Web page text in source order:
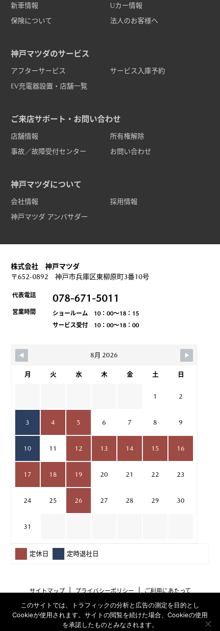
新車情報
Uカー情報
保険について
法人のお客様へ
神戸マツダのサービス
アフターサービス
サービス入庫予約
EV充電器設置・店舗一覧
ご来店サポート・お問い合わせ
店舗情報
所有権解除
事故／故障受付センター
お問い合わせ
神戸マツダについて
会社情報
採用情報
神戸マツダ アンバサダー
株式会社 神戸マツダ
〒652-0892 神戸市兵庫区東柳原町3番10号
代表電話 078-671-5011
営業時間
ショールーム 10：00～18：15
サービス受付 10：00～18：00
8月 2026
月 火 水 木 金 土 日
1 2
3 4 5 6 7 8 9
10 11 12 13 14 15 16
17 18 19 20 21 22 23
24 25 26 27 28 29 30
31
定休日 定時退社日
サイトマップ プライバシーポリシー ご利用にあたって
このサイトでは、トラフィックの分析と広告の測定を目的とし
Cookieが使用されます。サイトの閲覧を続けた場合、Cookieの使用
を承諾したものとみなされます。